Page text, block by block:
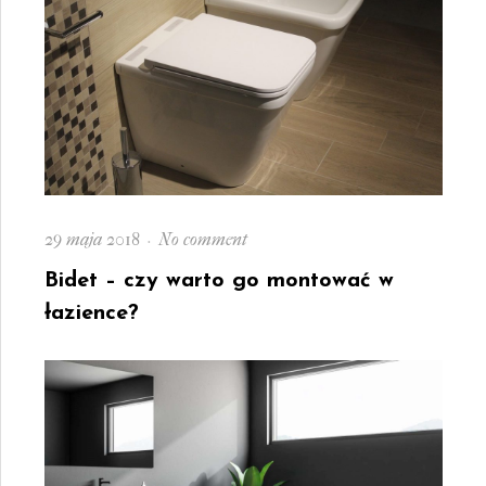
Posted
29 maja 2018 No commenton
łazience?
Bidet – czy warto go montować w
łazience?